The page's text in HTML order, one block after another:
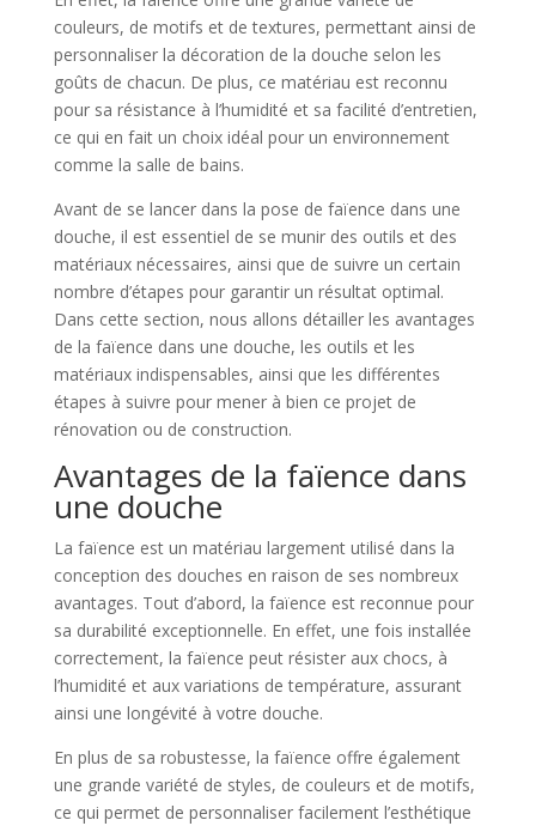
couleurs, de motifs et de textures, permettant ainsi de
personnaliser la décoration de la douche selon les
goûts de chacun. De plus, ce matériau est reconnu
pour sa résistance à l’humidité et sa facilité d’entretien,
ce qui en fait un choix idéal pour un environnement
comme la salle de bains.
Avant de se lancer dans la pose de faïence dans une
douche, il est essentiel de se munir des outils et des
matériaux nécessaires, ainsi que de suivre un certain
nombre d’étapes pour garantir un résultat optimal.
Dans cette section, nous allons détailler les avantages
de la faïence dans une douche, les outils et les
matériaux indispensables, ainsi que les différentes
étapes à suivre pour mener à bien ce projet de
rénovation ou de construction.
Avantages de la faïence dans
une douche
La faïence est un matériau largement utilisé dans la
conception des douches en raison de ses nombreux
avantages. Tout d’abord, la faïence est reconnue pour
sa durabilité exceptionnelle. En effet, une fois installée
correctement, la faïence peut résister aux chocs, à
l’humidité et aux variations de température, assurant
ainsi une longévité à votre douche.
En plus de sa robustesse, la faïence offre également
une grande variété de styles, de couleurs et de motifs,
ce qui permet de personnaliser facilement l’esthétique